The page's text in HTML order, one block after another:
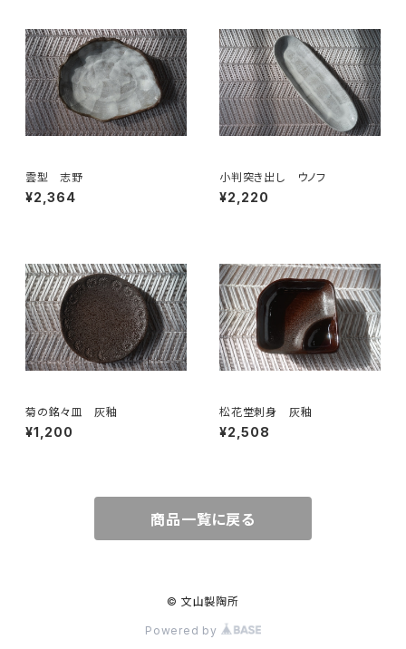
雲型 志野
¥2,364
小判突き出し ウノフ
¥2,220
菊の銘々皿 灰釉
¥1,200
松花堂刺身 灰釉
¥2,508
商品一覧に戻る
© 文山製陶所
Powered by